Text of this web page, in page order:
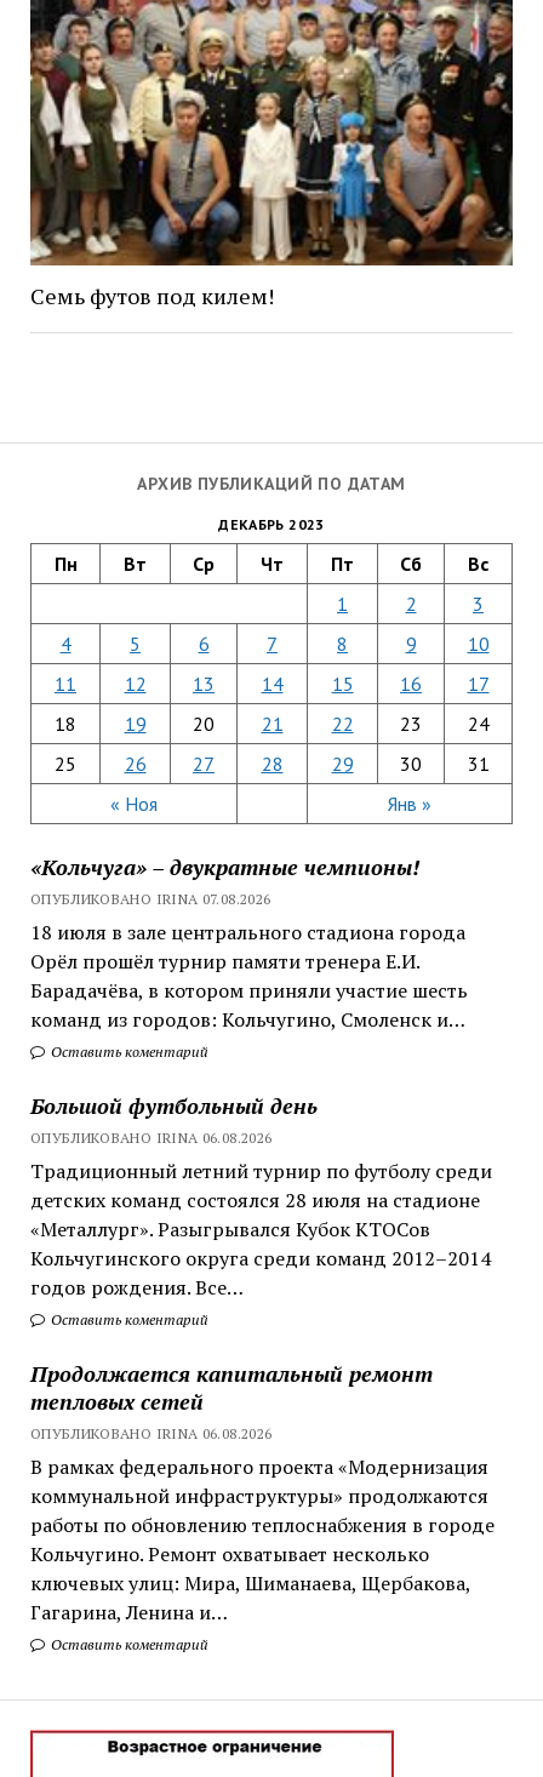
АРХИВ ПУБЛИКАЦИЙ ПО ДАТАМ
ДЕКАБРЬ 2023
Пн Вт Ср Чт Пт Сб Вс
« Ноя Янв »
1 2
3
4
5 6 7 8 9
10
11
12 13 14 15 16
17
18
19 20 21 22 23
24
25
26 27 28 29 30 31
«Кольчуга» – двукратные чемпионы!
ОПУБЛИКОВАНО IRINA 07.08.2026
18 июля в зале центрального стадиона города
Орёл прошёл турнир памяти тренера Е.И.
Барадачёва, в котором приняли участие шесть
команд из городов: Кольчугино, Смоленск и…
Оставить коментарий
Большой футбольный день
ОПУБЛИКОВАНО IRINA 06.08.2026
Традиционный летний турнир по футболу среди
детских команд состоялся 28 июля на стадионе
«Металлург». Разыгрывался Кубок КТОСов
Кольчугинского округа среди команд 2012–2014
годов рождения. Все…
Оставить коментарий
Продолжается капитальный ремонт
тепловых сетей
ОПУБЛИКОВАНО IRINA 06.08.2026
В рамках федерального проекта «Модернизация
коммунальной инфраструктуры» продолжаются
работы по обновлению теплоснабжения в городе
Кольчугино. Ремонт охватывает несколько
ключевых улиц: Мира, Шиманаева, Щербакова,
Гагарина, Ленина и…
Оставить коментарий
Семь футов под килем!